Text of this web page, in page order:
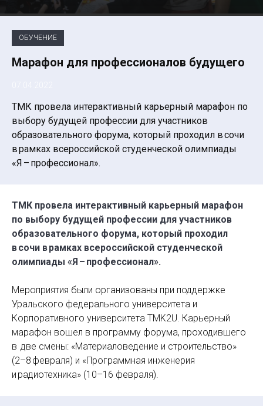
ОБУЧЕНИЕ
Марафон для профессионалов будущего
ТМК провела интерактивный карьерный марафон по
выбору будущей профессии для участников
образовательного форума, который проходил в сочи
в рамках всероссийской студенческой олимпиады
«Я – профессионал».
ТМК провела интерактивный карьерный марафон
по выбору будущей профессии для участников
образовательного форума, который проходил
в сочи в рамках всероссийской студенческой
олимпиады «Я – профессионал».
Мероприятия были организованы при поддержке
Уральского федерального университета и
Корпоративного университета TMK2U. Карьерный
марафон вошел в программу форума, проходившего
в две смены: «Материаловедение и строительство»
(2–8 февраля) и «Программная инженерия
и радиотехника» (10–16 февраля).